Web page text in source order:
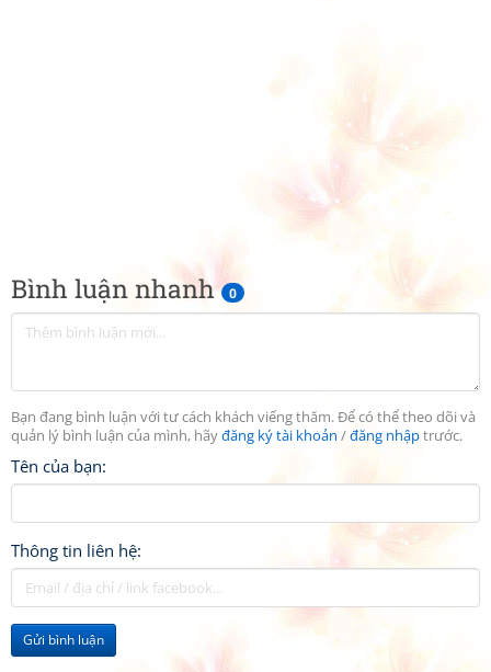
Bình luận nhanh 0
Bạn đang bình luận với tư cách khách viếng thăm. Để có thể theo dõi và
quản lý bình luận của mình, hãyđăng ký tài khoản /đăng nhậptrước.
Tên của bạn:
Thông tin liên hệ:
Gửi bình luận